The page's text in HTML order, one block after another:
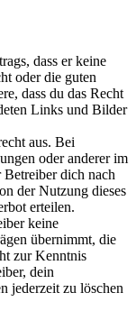
dass er keine
oder die guten
dass du das Recht
Links und Bilder
aus. Bei
oder anderer im
dich nach
der Nutzung dieses
erteilen.
keine
übernimmt, die
zur Kenntnis
dein
jederzeit zu löschen